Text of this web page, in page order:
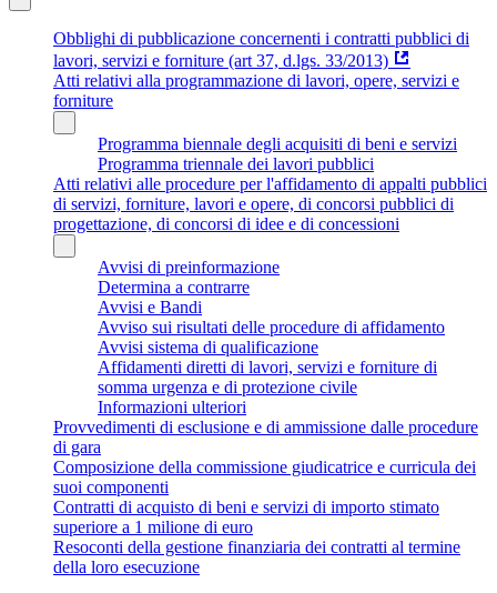
Obblighi di pubblicazione concernenti i contratti pubblici di
lavori, servizi e forniture (art 37, d.lgs. 33/2013)
Atti relativi alla programmazione di lavori, opere, servizi e
forniture
Programma biennale degli acquisiti di beni e servizi
Programma triennale dei lavori pubblici
Atti relativi alle procedure per l'affidamento di appalti pubblici
di servizi, forniture, lavori e opere, di concorsi pubblici di
progettazione, di concorsi di idee e di concessioni
Avvisi di preinformazione
Determina a contrarre
Avvisi e Bandi
Avviso sui risultati delle procedure di affidamento
Avvisi sistema di qualificazione
Affidamenti diretti di lavori, servizi e forniture di
somma urgenza e di protezione civile
Informazioni ulteriori
Provvedimenti di esclusione e di ammissione dalle procedure
di gara
Composizione della commissione giudicatrice e curricula dei
suoi componenti
Contratti di acquisto di beni e servizi di importo stimato
superiore a 1 milione di euro
Resoconti della gestione finanziaria dei contratti al termine
della loro esecuzione